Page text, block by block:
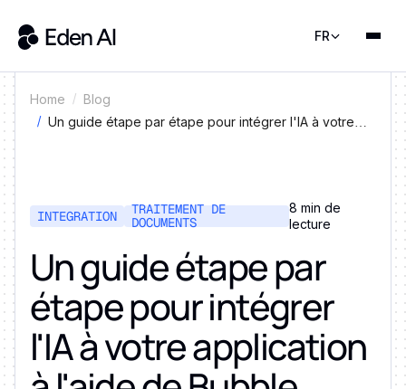
FR
Home
Blog
Un guide étape par étape pour intégrer l'IA à votre
INTEGRATION
TRAITEMENT DE
DOCUMENTS
8 min de
lecture
Un guide étape par
étape pour intégrer
l'IA à votre application